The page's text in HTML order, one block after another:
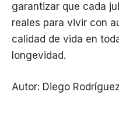
garantizar que cada
reales para vivir con
calidad de vida en
longevidad.
Autor: Diego